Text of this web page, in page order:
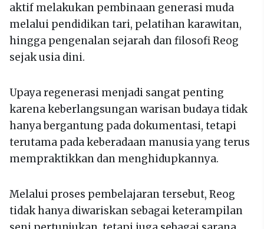
aktif melakukan pembinaan generasi muda
melalui pendidikan tari, pelatihan karawitan,
hingga pengenalan sejarah dan filosofi Reog
sejak usia dini.
Upaya regenerasi menjadi sangat penting
karena keberlangsungan warisan budaya tidak
hanya bergantung pada dokumentasi, tetapi
terutama pada keberadaan manusia yang terus
mempraktikkan dan menghidupkannya.
Melalui proses pembelajaran tersebut, Reog
tidak hanya diwariskan sebagai keterampilan